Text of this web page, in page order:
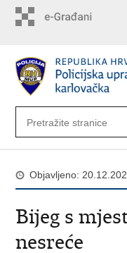
Objavljeno:
Bijeg s
nesreće